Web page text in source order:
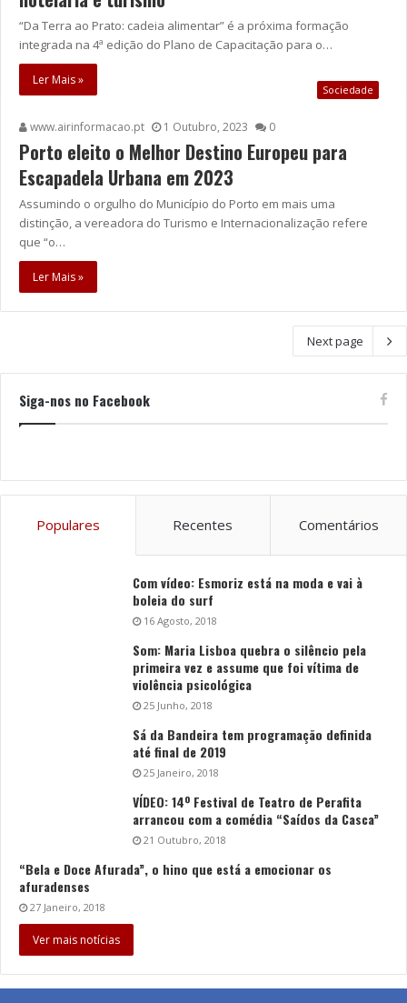
“Da Terra ao Prato: cadeia alimentar” é a próxima formação
integrada na 4ª edição do Plano de Capacitação para o…
Ler Mais »
Sociedade
www.airinformacao.pt 1 Outubro, 2023 0
Porto eleito o Melhor Destino Europeu para
Escapadela Urbana em 2023
Assumindo o orgulho do Município do Porto em mais uma
distinção, a vereadora do Turismo e Internacionalização refere
que “o…
Ler Mais »
Next page
Siga-nos no Facebook
Populares Recentes Comentários
Com vídeo: Esmoriz está na moda e vai à
boleia do surf
16 Agosto, 2018
Som: Maria Lisboa quebra o silêncio pela
primeira vez e assume que foi vítima de
violência psicológica
25 Junho, 2018
Sá da Bandeira tem programação definida
até final de 2019
25 Janeiro, 2018
VÍDEO: 14º Festival de Teatro de Perafita
arrancou com a comédia “Saídos da Casca”
21 Outubro, 2018
“Bela e Doce Afurada”, o hino que está a emocionar os
afuradenses
27 Janeiro, 2018
Ver mais notícias